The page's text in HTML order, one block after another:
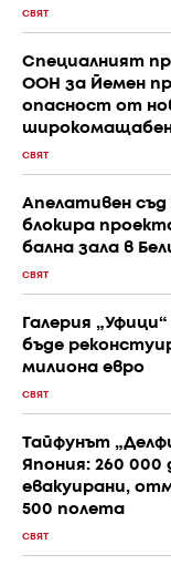
СВЯТ
Специалният
ООН за Йемен
опасност от
СВЯТ
Апелативен
блокира
бална зала в
СВЯТ
Галерия
бъде
милиона евро
СВЯТ
Тайфунът
Япония: 260 000
евакуирани,
500 полета
СВЯТ